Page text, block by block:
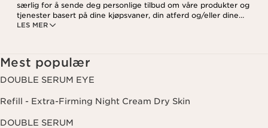
LES MER
særlig for å sende deg personlige tilbud om våre produkter og
tjenester basert på dine kjøpsvaner, din atferd og/eller dine
interesser, inkludert visning på sosiale medier og
avmeldingslenken i hvert nyhetsbrev. For mer informasjon om
hvordan vi behandler dine data og dine rettigheter, vennligst se
vår personvernerklæring
Mest populær
DOUBLE SERUM EYE
Refill - Extra-Firming Night Cream Dry Skin
DOUBLE SERUM